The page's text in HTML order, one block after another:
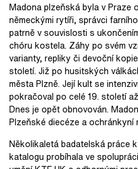
Madona plzeňská byla v Praze
německými rytíři, správci
patrně v souvislosti s
chóru kostela. Záhy po svém
varianty, repliky či devoční
století. Již po husitských
města Plzně. Její kult se
pokračoval po celé 19. století
Dnes je opět obnovován.
Plzeňské diecéze a ochránkyní
Několikaletá badatelská práce
katalogu probíhala ve